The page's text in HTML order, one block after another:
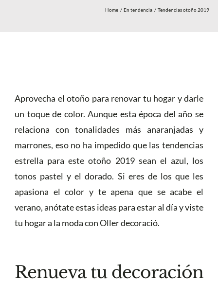
Home En tendencia Tendencias otoño 2019
Aprovecha el otoño para renovar tu hogar y darle
un toque de color. Aunque esta época del año se
relaciona con tonalidades más anaranjadas y
marrones, eso no ha impedido que las tendencias
estrella para este otoño 2019 sean el azul, los
tonos pastel y el dorado. Si eres de los que les
apasiona el color y te apena que se acabe el
verano, anótate estas ideas para estar al día y viste
tu hogar a la moda con Oller decoració.
Renueva tu decoración